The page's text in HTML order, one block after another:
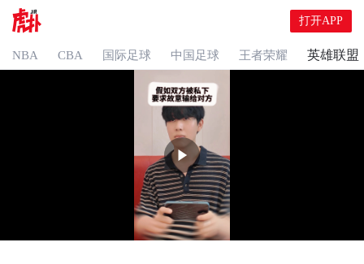
打开APP
NBA CBA 国际足球 中国足球 王者荣耀 英雄联盟